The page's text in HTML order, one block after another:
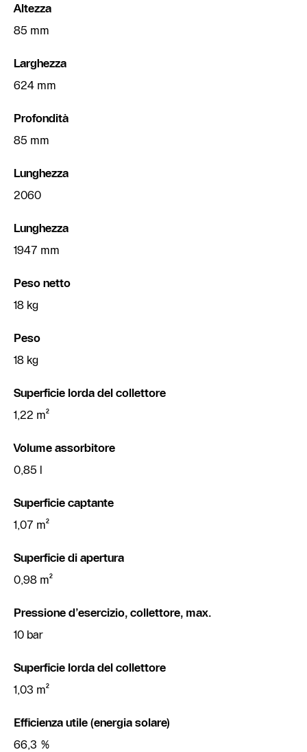
Altezza
85 mm
Larghezza
624 mm
Profondità
85 mm
Lunghezza
2060
Lunghezza
1947 mm
Peso netto
18 kg
Peso
18 kg
Superficie lorda del collettore
1,22 m²
Volume assorbitore
0,85 l
Superficie captante
1,07 m²
Superficie di apertura
0,98 m²
Pressione d’esercizio, collettore, max.
10 bar
Superficie lorda del collettore
1,03 m²
Efficienza utile (energia solare)
66,3 %